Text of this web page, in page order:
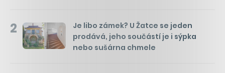
2
Je libo zámek? U Žatce se jeden
prodává, jeho součástí je i sýpka
nebo sušárna chmele